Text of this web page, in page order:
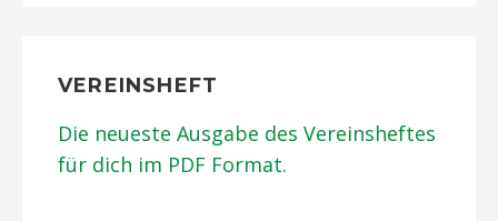
VEREINSHEFT
Die neueste Ausgabe des Vereinsheftes
für dich im PDF Format.